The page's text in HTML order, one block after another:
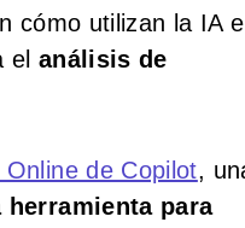
cómo utilizan la IA
el análisis de
Online de Copilot,
herramienta para